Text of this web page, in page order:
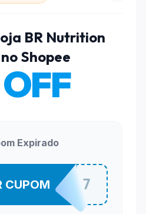
BR Nutrition
Shopee
OFF
Expirado
BRNF51107
CUPOM